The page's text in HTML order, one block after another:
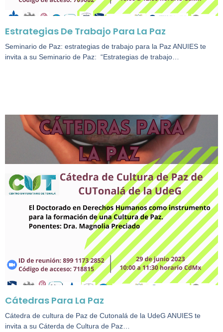
Estrategias De Trabajo Para La Paz
Seminario de Paz: estrategias de trabajo para la Paz ANUIES te
invita a su Seminario de Paz: “Estrategias de trabajo…
Cátedras Para La Paz
Cátedra de cultura de Paz de Cutonalá de la UdeG ANUIES te
invita a su Cáterda de Cultura de Paz…